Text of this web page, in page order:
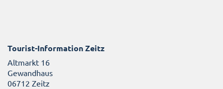
Tourist-Information Zeitz
Altmarkt 16
Gewandhaus
06712 Zeitz